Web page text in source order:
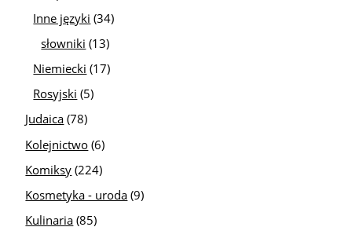
Inne języki (34)
słowniki (13)
Niemiecki (17)
Rosyjski (5)
Judaica (78)
Kolejnictwo (6)
Komiksy (224)
Kosmetyka - uroda (9)
Kulinaria (85)